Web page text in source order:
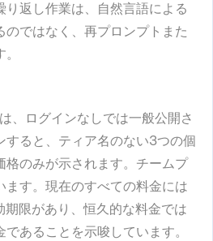
り返し作業は、自然言語による
のではなく、再プロンプトまた
、ログインなしでは一般公開さ
すると、ティア名のない3つの個
格のみが示されます。チームプ
ます。現在のすべての料金には
限があり、恒久的な料金では
あることを示唆しています。